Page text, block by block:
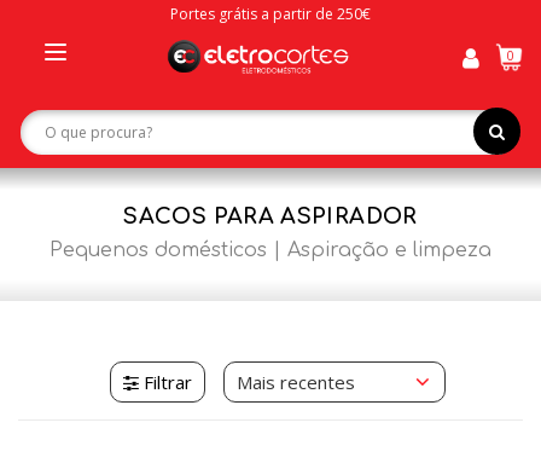
Portes grátis a partir de 250€
navigation
0
SACOS PARA ASPIRADOR
Pequenos domésticos Aspiração e limpeza
Filtrar